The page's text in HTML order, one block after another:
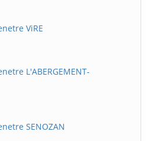
ViRE
L'ABERGEMENT-
SENOZAN